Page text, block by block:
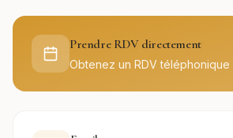
Prendre RDV directement
Obtenez un RDV téléphonique